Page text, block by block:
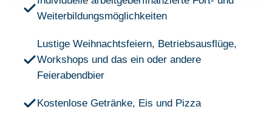
Weiterbildungsmöglichkeiten
Lustige Weihnachtsfeiern, Betriebsausflüge,
Workshops und das ein oder andere
Feierabendbier
Kostenlose Getränke, Eis und Pizza